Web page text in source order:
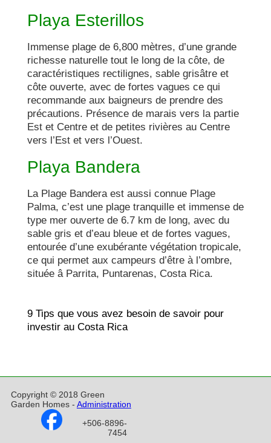
Playa Esterillos
Immense plage de 6,800 mètres, d’une grande
richesse naturelle tout le long de la côte, de
caractéristiques rectilignes, sable grisâtre et
côte ouverte, avec de fortes vagues ce qui
recommande aux baigneurs de prendre des
précautions. Présence de marais vers la partie
Est et Centre et de petites rivières au Centre
vers l’Est et vers l’Ouest.
Playa Bandera
La Plage Bandera est aussi connue Plage
Palma, c’est une plage tranquille et immense de
type mer ouverte de 6.7 km de long, avec du
sable gris et d’eau bleue et de fortes vagues,
entourée d’une exubérante végétation tropicale,
ce qui permet aux campeurs d’être à l’ombre,
9 Tips que vous avez besoin de savoir pour
investir au Costa Rica
Copyright © 2018 Green
Garden Homes - Administration
+506-8896-
7454